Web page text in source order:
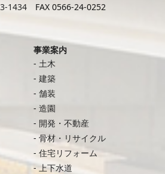
1434FAX 0566-24-0252
事業案内
土木
建築
舗装
造園
開発・不動産
骨材・リサイクル
住宅リフォーム
上下水道